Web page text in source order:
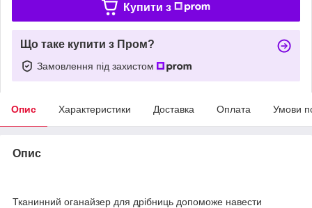
Купити з
Що таке купити з Пром?
Замовлення під захистом
Опис Характеристики Доставка Оплата Умови
Опис
Тканинний оганайзер для дрібниць допоможе навести